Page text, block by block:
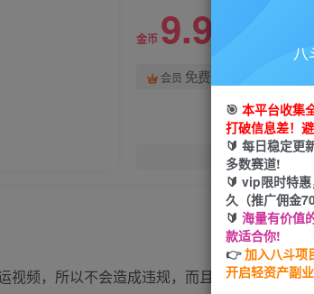
金币 9.9
会员 免费
视频，所以不会造成违规，而且几分钟就可以
八
🎯 本平台收集
打破信息差！避
🔰 每日稳定更
多数赛道!
🔰 vip限时特
久（推广佣金
🔰 海量有价值
款适合你!
👉加入八斗项
开启轻资产副业